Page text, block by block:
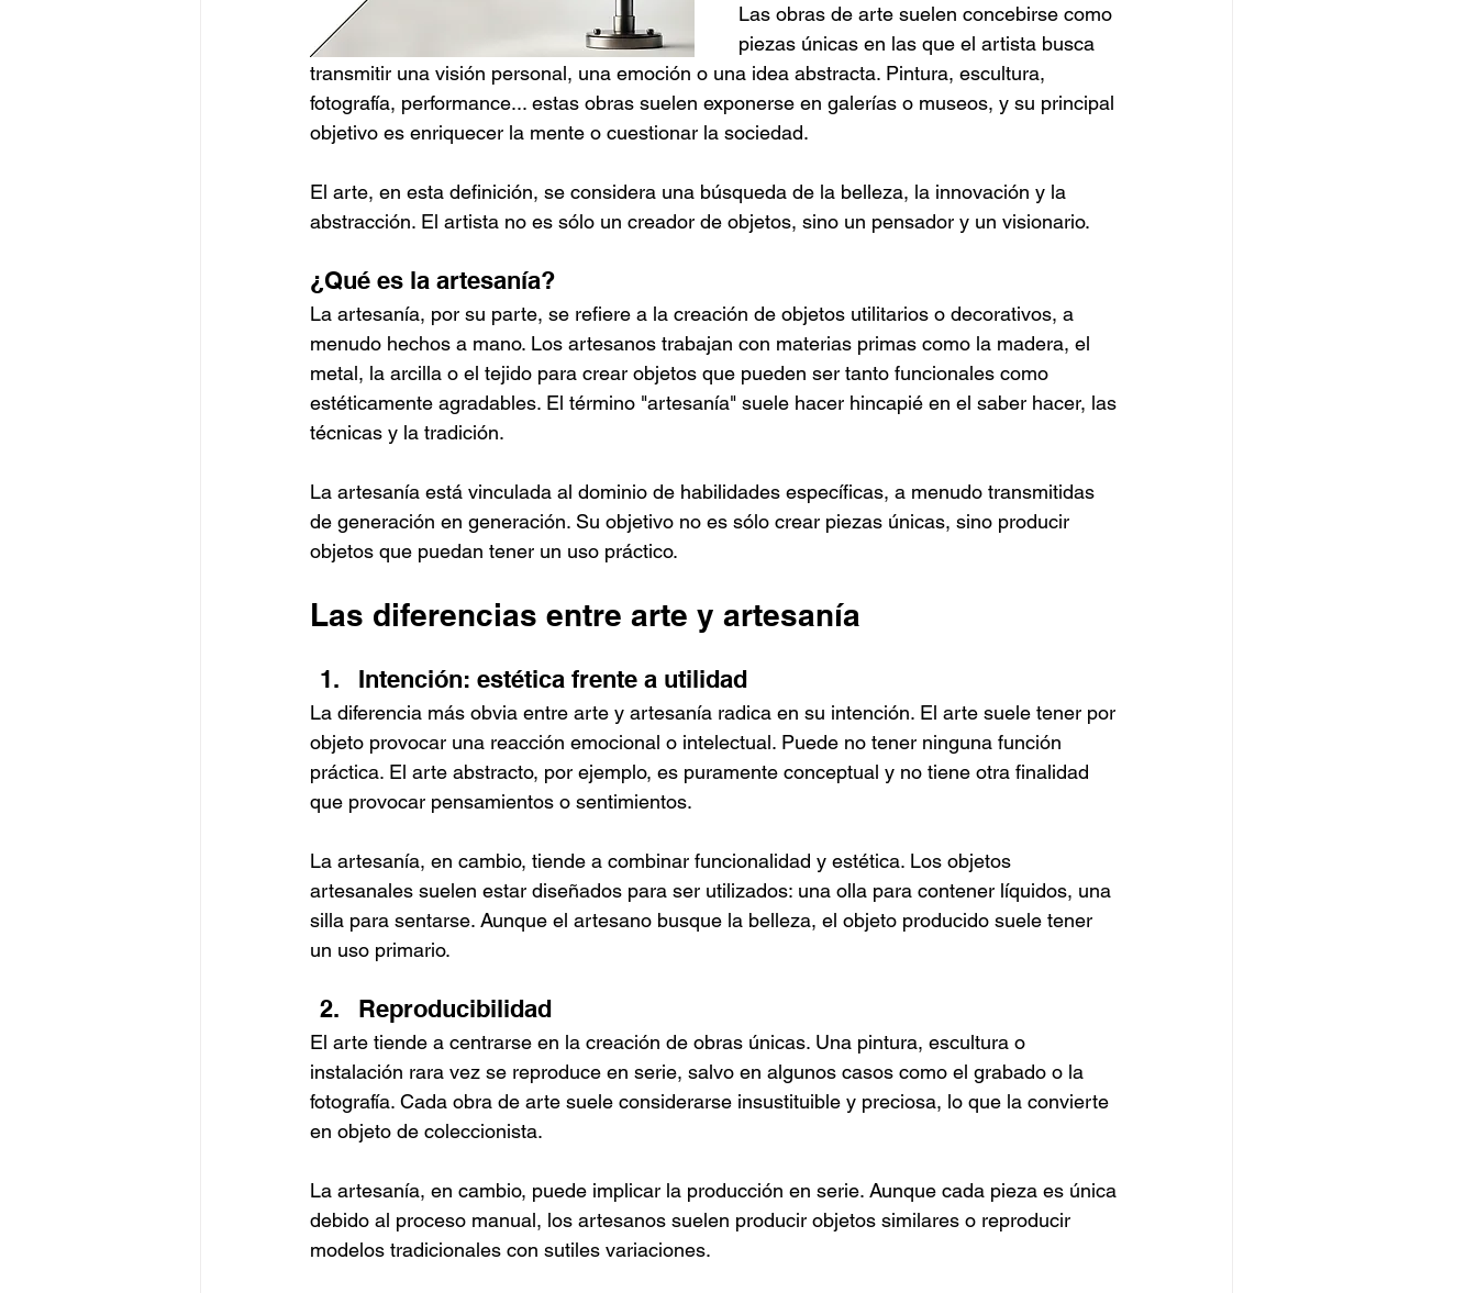
Las obras de arte suelen concebirse como
piezas únicas en las que el artista busca
transmitir una visión personal, una emoción o una idea abstracta. Pintura, escultura,
fotografía, performance... estas obras suelen exponerse en galerías o museos, y su principal
objetivo es enriquecer la mente o cuestionar la sociedad.
El arte, en esta definición, se considera una búsqueda de la belleza, la innovación y la
abstracción. El artista no es sólo un creador de objetos, sino un pensador y un visionario.
¿Qué es la artesanía?
La artesanía, por su parte, se refiere a la creación de objetos utilitarios o decorativos, a
menudo hechos a mano. Los artesanos trabajan con materias primas como la madera, el
metal, la arcilla o el tejido para crear objetos que pueden ser tanto funcionales como
estéticamente agradables. El término "artesanía" suele hacer hincapié en el saber hacer, las
técnicas y la tradición.
La artesanía está vinculada al dominio de habilidades específicas, a menudo transmitidas
de generación en generación. Su objetivo no es sólo crear piezas únicas, sino producir
objetos que puedan tener un uso práctico.
Las diferencias entre arte y artesanía
Intención: estética frente a utilidad
La diferencia más obvia entre arte y artesanía radica en su intención. El arte suele tener por
objeto provocar una reacción emocional o intelectual. Puede no tener ninguna función
práctica. El arte abstracto, por ejemplo, es puramente conceptual y no tiene otra finalidad
que provocar pensamientos o sentimientos.
La artesanía, en cambio, tiende a combinar funcionalidad y estética. Los objetos
artesanales suelen estar diseñados para ser utilizados: una olla para contener líquidos, una
silla para sentarse. Aunque el artesano busque la belleza, el objeto producido suele tener
un uso primario.
Reproducibilidad
El arte tiende a centrarse en la creación de obras únicas. Una pintura, escultura o
instalación rara vez se reproduce en serie, salvo en algunos casos como el grabado o la
fotografía. Cada obra de arte suele considerarse insustituible y preciosa, lo que la convierte
en objeto de coleccionista.
La artesanía, en cambio, puede implicar la producción en serie. Aunque cada pieza es única
debido al proceso manual, los artesanos suelen producir objetos similares o reproducir
modelos tradicionales con sutiles variaciones.